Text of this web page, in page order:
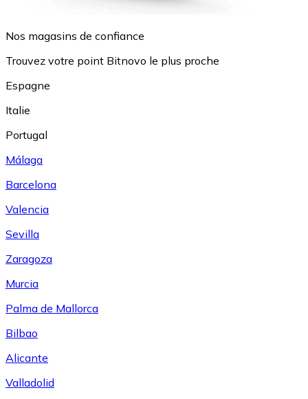
Nos magasins de confiance
Trouvez votre point Bitnovo le plus proche
Espagne
Italie
Portugal
Málaga
Barcelona
Valencia
Sevilla
Zaragoza
Murcia
Palma de Mallorca
Bilbao
Alicante
Valladolid